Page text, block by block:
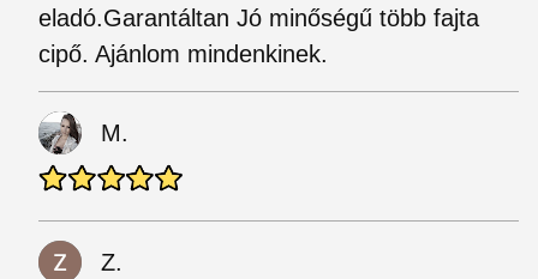
eladó.Garantáltan Jó minőségű több fajta
cipő. Ajánlom mindenkinek.
M.
Z.